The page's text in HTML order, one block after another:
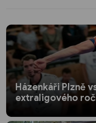
Házenkáři Plzně
extraligového